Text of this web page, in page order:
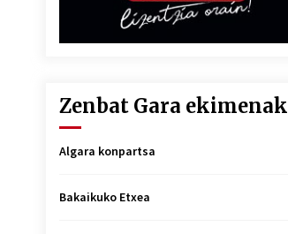
Zenbat Gara ekimenak
Algara konpartsa
Bakaikuko Etxea